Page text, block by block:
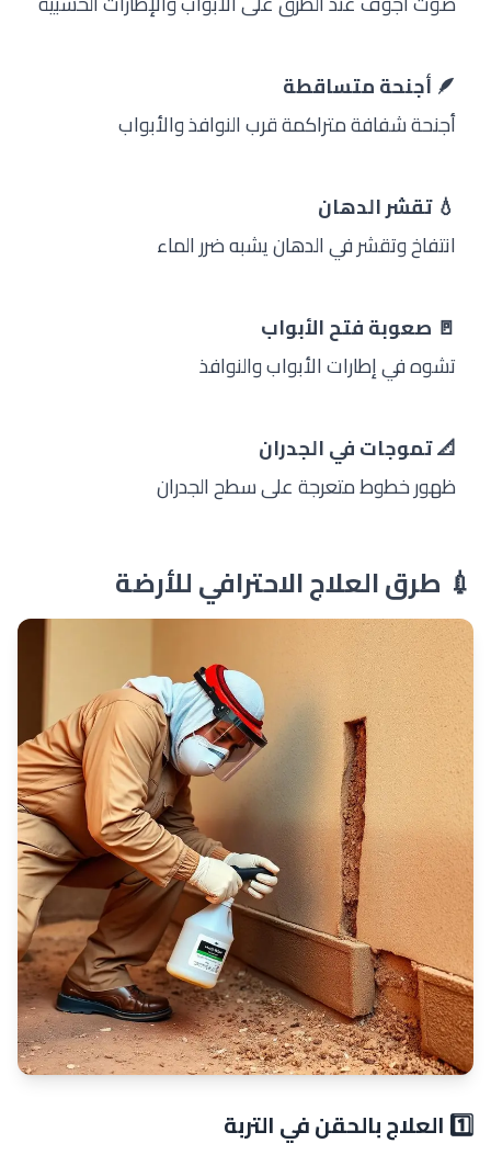
🪶 أجنحة متساقطة
أجنحة شفافة متراكمة قرب النوافذ والأبواب
💧 تقشر الدهان
انتفاخ وتقشر في الدهان يشبه ضرر الماء
🚪 صعوبة فتح الأبواب
تشوه في إطارات الأبواب والنوافذ
📐 تموجات في الجدران
ظهور خطوط متعرجة على سطح الجدران
💉 طرق العلاج الاحترافي للأرضة
1️⃣ العلاج بالحقن في التربة